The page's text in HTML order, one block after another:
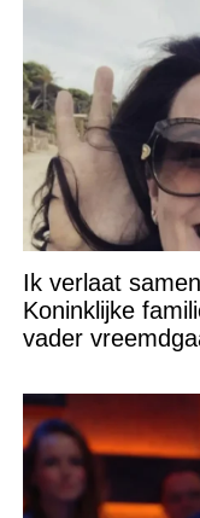
Ik verlaat
Koninklijke
vader